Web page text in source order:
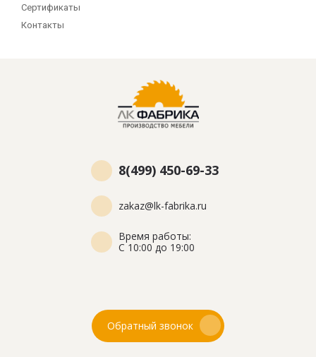
Сертификаты
Контакты
8(499) 450-69-33
zakaz@lk-fabrika.ru
Время работы:
С 10:00 до 19:00
Обратный звонок